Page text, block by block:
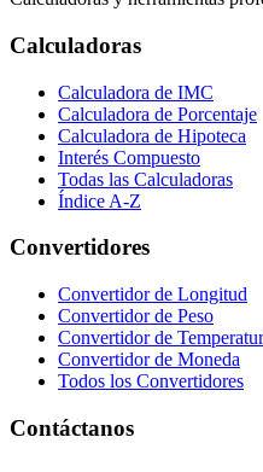
Calculadoras
Calculadora de IMC
Calculadora de Porcentaje
Calculadora de Hipoteca
Interés Compuesto
Todas las Calculadoras
Índice A-Z
Convertidores
Convertidor de Longitud
Convertidor de Peso
Convertidor de
Convertidor de Moneda
Todos los Convertidores
Contáctanos